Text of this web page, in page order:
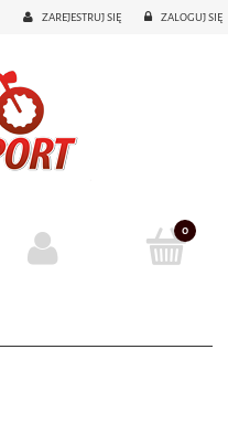
ZAREJESTRUJ SIĘ ZALOGUJ SIĘ